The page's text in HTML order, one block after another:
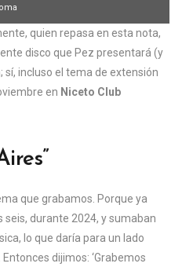
quien repasa en esta nota,
disco que Pez presentará (y
incluso el tema de extensión
en Niceto Club
que grabamos. Porque ya
durante 2024, y sumaban
lo que daría para un lado
dijimos: ‘Grabemos